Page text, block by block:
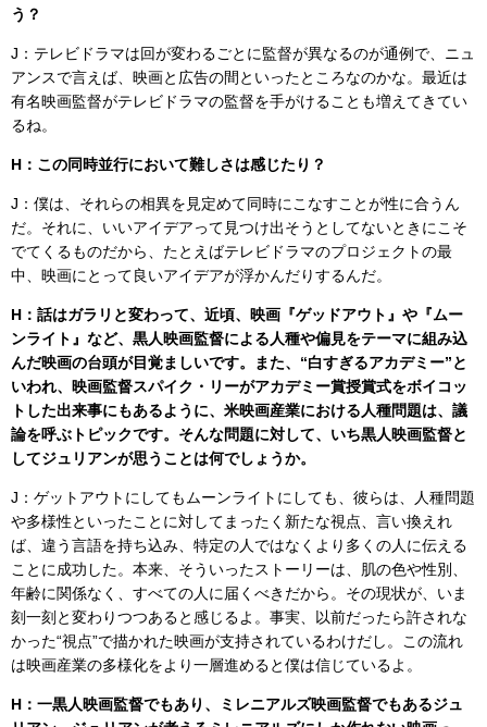
う？
J：テレビドラマは回が変わるごとに監督が異なるのが通例で、ニュ
アンスで言えば、映画と広告の間といったところなのかな。最近は
有名映画監督がテレビドラマの監督を手がけることも増えてきてい
るね。
H：この同時並行において難しさは感じたり？
J：僕は、それらの相異を見定めて同時にこなすことが性に合うん
だ。それに、いいアイデアって見つけ出そうとしてないときにこそ
でてくるものだから、たとえばテレビドラマのプロジェクトの最
中、映画にとって良いアイデアが浮かんだりするんだ。
H：話はガラリと変わって、近頃、映画『ゲッドアウト』や『ムー
ンライト』など、黒人映画監督による人種や偏見をテーマに組み込
んだ映画の台頭が目覚ましいです。また、“白すぎるアカデミー”と
いわれ、映画監督スパイク・リーがアカデミー賞授賞式をボイコッ
トした出来事にもあるように、米映画産業における人種問題は、議
論を呼ぶトピックです。そんな問題に対して、いち黒人映画監督と
してジュリアンが思うことは何でしょうか。
J：ゲットアウトにしてもムーンライトにしても、彼らは、人種問題
や多様性といったことに対してまったく新たな視点、言い換えれ
ば、違う言語を持ち込み、特定の人ではなくより多くの人に伝える
ことに成功した。本来、そういったストーリーは、肌の色や性別、
年齢に関係なく、すべての人に届くべきだから。その現状が、いま
刻一刻と変わりつつあると感じるよ。事実、以前だったら許されな
かった“視点”で描かれた映画が支持されているわけだし。この流れ
は映画産業の多様化をより一層進めると僕は信じているよ。
H：一黒人映画監督でもあり、ミレニアルズ映画監督でもあるジュ